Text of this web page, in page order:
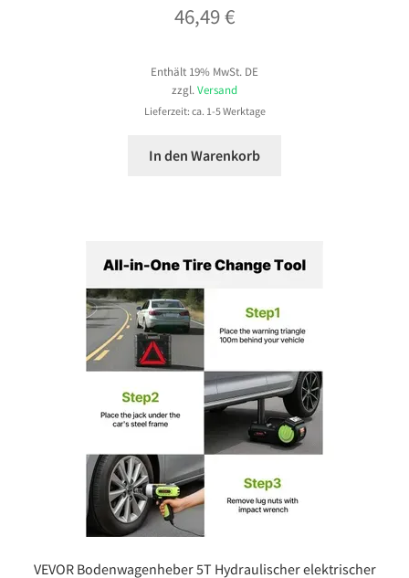
46,49€
Enthält 19% MwSt. DE
zzgl. Versand
Lieferzeit: ca. 1-5 Werktage
In den Warenkorb
VEVOR Bodenwagenheber 5T Hydraulischer elektrischer